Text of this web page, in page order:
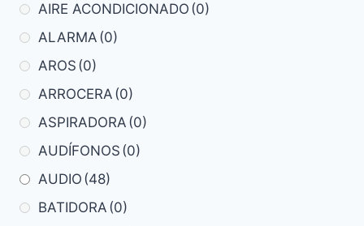
AIRE ACONDICIONADO (0)
ALARMA (0)
AROS (0)
ARROCERA (0)
ASPIRADORA (0)
AUDÍFONOS (0)
AUDIO (48)
BATIDORA (0)